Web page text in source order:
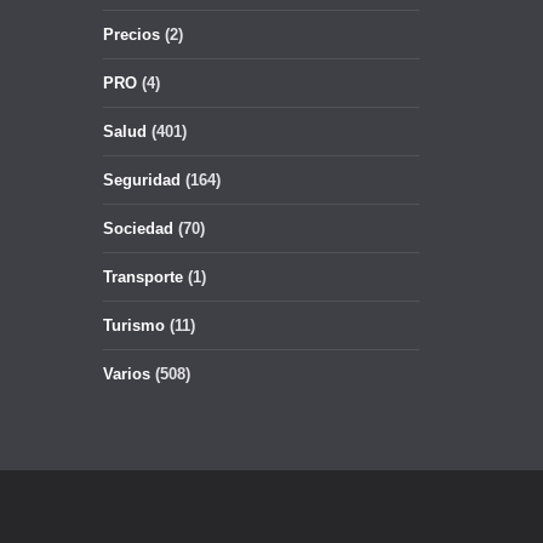
Precios (2)
PRO (4)
Salud (401)
Seguridad (164)
Sociedad (70)
Transporte (1)
Turismo (11)
Varios (508)